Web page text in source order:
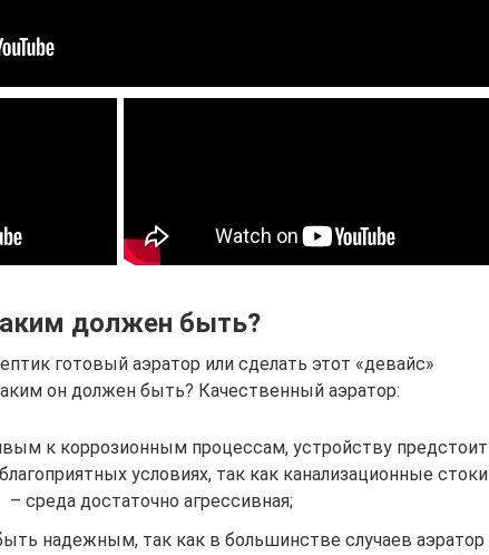
должен быть?
готовый аэратор или сделать этот «девайс»
он должен быть? Качественный аэратор:
к коррозионным процессам, устройству предстоит
условиях, так как канализационные стоки
– среда достаточно агрессивная;
надежным, так как в большинстве случаев аэратор